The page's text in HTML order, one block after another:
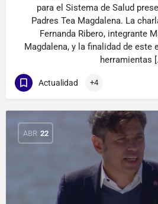
para el Sistema de Salud
Padres Tea Magdalena. La
Fernanda Ribero, integrante
Magdalena, y la finalidad de este
herramientas
Actualidad +4
ABR 22